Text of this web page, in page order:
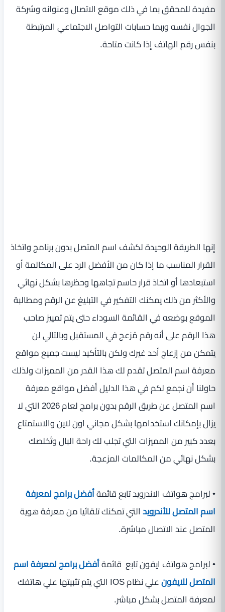
مفيدة للمحقق بما في ذلك موقع الاتصال وعنوانه وشركة
الجوال نفسه وربما حسابات التواصل الاجتماعي المرتبطة
بنفس رقم الهاتف إذا كانت متاحة.
إنها الطريقة الوحيدة لكشف اسم المتصل بدون برنامج واتخاذ
القرار المناسب ما إذا كان من الأفضل الرد على المكالمة أو
استبعادها أو اتخاذ قرار حاسم تجاهها وحظرها بشكل نهائي
والأكثر من ذلك يمكنك التفكير في التبليغ عن الرقم ومطالبة
الموقع بوضعه في القائمة السوداء حتى يتم تمييز صاحب
هذا الرقم على أنه رقم مُزعج في المستقبل وبالتالي لن
يتمكن من إزعاج أحد غيرك ولكن بالتأكيد ليست جميع مواقع
معرفة اسم المتصل تقدم لك هذا القدر من المميزات ولذلك
حاولنا أن نجمع لكم في هذا الدليل أفضل مواقع معرفة
اسم المتصل عن طريق الرقم بدون برامج لعام 2026 التي لا
يزال بإمكانك استخدامها بشكل مجاني اون لاين والاستمتاع
بعدد كبير من المميزات التي تجلب لك راحة البال وتُخلصك
بشكل نهائي من المكالمات المزعجة.
• لبرامج هواتف الاندرويد تابع قائمةأفضل برامج لمعرفة
اسم المتصل للأندرويدالتي تمكنك تلقائيا من معرفة هوية
المتصل عند الاتصال مباشرة.
• لبرامج هواتف ايفون تابع قائمةأفضل برامج لمعرفة اسم
المتصل للايفون
علي نظام IOS التي يتم تثبيتها علي هاتفك
لمعرفة المتصل بشكل مباشر.